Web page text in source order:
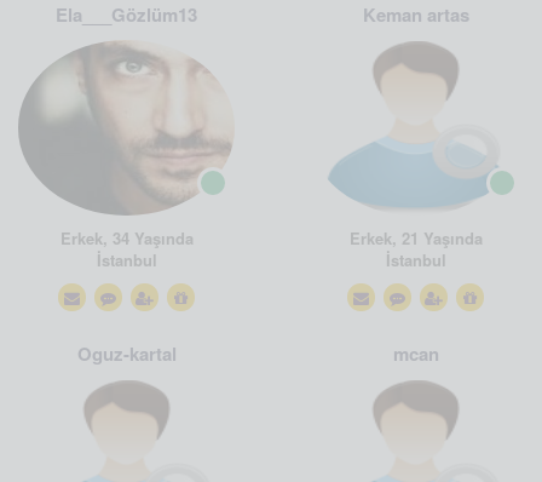
Ela___Gözlüm13
Erkek, 34 Yaşında
İstanbul
Keman artas
Erkek, 21 Yaşında
İstanbul
Oguz-kartal mcan